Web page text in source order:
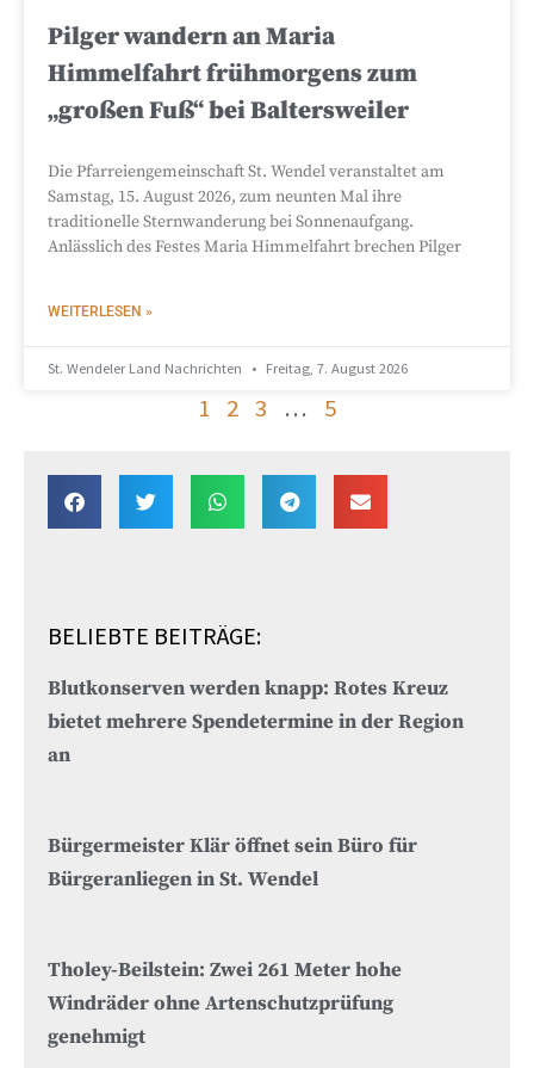
Pilger wandern an Maria
Himmelfahrt frühmorgens zum
„großen Fuß“ bei Baltersweiler
Die Pfarreiengemeinschaft St. Wendel veranstaltet am
Samstag, 15. August 2026, zum neunten Mal ihre
traditionelle Sternwanderung bei Sonnenaufgang.
Anlässlich des Festes Maria Himmelfahrt brechen Pilger
WEITERLESEN »
St. Wendeler Land Nachrichten Freitag, 7. August 2026
1 2 3 … 5
BELIEBTE BEITRÄGE:
Blutkonserven werden knapp: Rotes Kreuz
bietet mehrere Spendetermine in der Region
an
Bürgermeister Klär öffnet sein Büro für
Bürgeranliegen in St. Wendel
Tholey-Beilstein: Zwei 261 Meter hohe
Windräder ohne Artenschutzprüfung
genehmigt